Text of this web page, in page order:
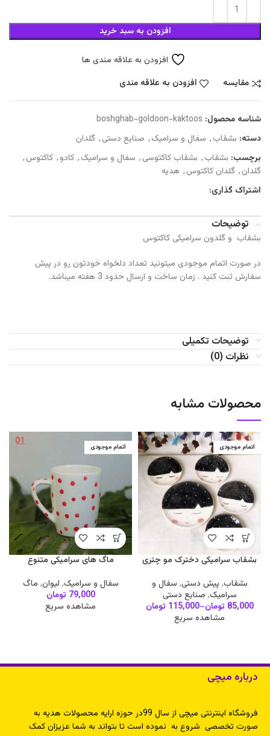
افزودن به سبد خرید
افزودن به علاقه مندی ها
مقایسه
افزودن به علاقه مندی
شناسه محصول: boshghab-goldoon-kaktoos
دسته: بشقاب, سفال و سرامیک, صنایع دستی, گلدان
برچسب: بشقاب, بشقاب کاکتوسی, سفال و سرامیک, کادو, کاکتوس,
گلدان, گلدان کاکتوس, هدیه
اشتراک گذاری:
توضیحات
بشقاب و گلدون سرامیکی کاکتوس
در صورت اتمام موجودی میتونید تعداد دلخواه خودتون رو در پیش
سفارش ثبت کنید . زمان ساخت و ارسال حدود 3 هفته میباشد.
توضیحات تکمیلی
نظرات (0)
محصولات مشابه
اتمام موجودی
بشقاب سرامیکی دخترک مو چتری
بشقاب, پیش دستی, سفال و
سرامیک, صنایع دستی
85,000 تومان–
115,000 تومان
مشاهده سریع
اتمام موجودی
ماگ های سرامیکی متنوع
سفال و سرامیک, لیوان, ماگ
79,000 تومان
مشاهده سریع
درباره میچی
فروشگاه اینترنتی میچی از سال 99در حوزه ارایه محصولات هدیه به
صورت تخصصی شروع به نموده است تا بتواند به شما عزیزان کمک